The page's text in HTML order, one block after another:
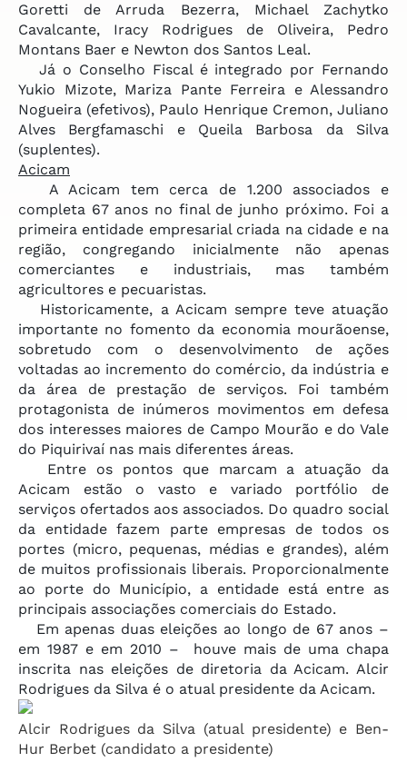
Goretti de Arruda Bezerra, Michael Zachytko
Cavalcante, Iracy Rodrigues de Oliveira, Pedro
Montans Baer e Newton dos Santos Leal.
Já o Conselho Fiscal é integrado por Fernando
Yukio Mizote, Mariza Pante Ferreira e Alessandro
Nogueira (efetivos), Paulo Henrique Cremon, Juliano
Alves Bergfamaschi e Queila Barbosa da Silva
(suplentes).
Acicam
A Acicam tem cerca de 1.200 associados e
completa 67 anos no final de junho próximo. Foi a
primeira entidade empresarial criada na cidade e na
região, congregando inicialmente não apenas
comerciantes e industriais, mas também
agricultores e pecuaristas.
Historicamente, a Acicam sempre teve atuação
importante no fomento da economia mourãoense,
sobretudo com o desenvolvimento de ações
voltadas ao incremento do comércio, da indústria e
da área de prestação de serviços. Foi também
protagonista de inúmeros movimentos em defesa
dos interesses maiores de Campo Mourão e do Vale
do Piquirivaí nas mais diferentes áreas.
Entre os pontos que marcam a atuação da
Acicam estão o vasto e variado portfólio de
serviços ofertados aos associados. Do quadro social
da entidade fazem parte empresas de todos os
portes (micro, pequenas, médias e grandes), além
de muitos profissionais liberais. Proporcionalmente
ao porte do Município, a entidade está entre as
principais associações comerciais do Estado.
Em apenas duas eleições ao longo de 67 anos –
em 1987 e em 2010 – houve mais de uma chapa
inscrita nas eleições de diretoria da Acicam. Alcir
Rodrigues da Silva é o atual presidente da Acicam.
Alcir Rodrigues da Silva (atual presidente) e Ben-
Hur Berbet (candidato a presidente)